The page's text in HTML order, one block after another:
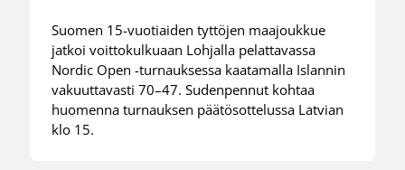
Suomen 15-vuotiaiden tyttöjen maajoukkue
jatkoi voittokulkuaan Lohjalla pelattavassa
Nordic Open -turnauksessa kaatamalla Islannin
vakuuttavasti 70–47. Sudenpennut kohtaa
huomenna turnauksen päätösottelussa Latvian
klo 15.